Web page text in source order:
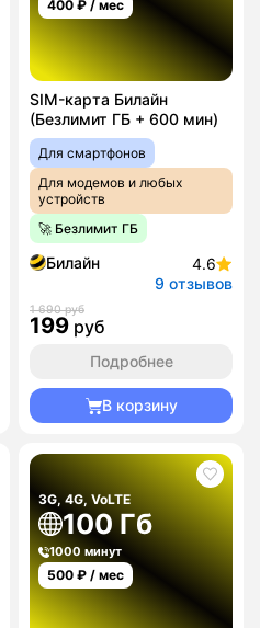
400 ₽ / мес
SIM-карта Билайн
(Безлимит ГБ + 600 мин)
Для смартфонов
Для модемов и любых
устройств
🚀 Безлимит ГБ
Билайн
4.6
9 отзывов
1 690 руб
199 руб
Подробнее
В корзину
3G, 4G, VoLTE
100 Гб
1000 минут
500 ₽ / мес